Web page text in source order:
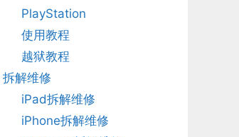
PlayStation
使用教程
越狱教程
拆解维修
iPad拆解维修
iPhone拆解维修